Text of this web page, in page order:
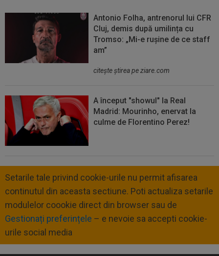
Antonio Folha, antrenorul lui CFR
Cluj, demis după umilința cu
Tromso: „Mi-e rușine de ce staff
am”
citeşte ştirea pe ziare.com
A început "showul" la Real
Madrid: Mourinho, enervat la
culme de Florentino Perez!
Setarile tale privind cookie-urile nu permit afisarea
continutul din aceasta sectiune. Poti actualiza setarile
modulelor coookie direct din browser sau de
Gestionați preferințele – e nevoie sa accepti cookie-
urile social media